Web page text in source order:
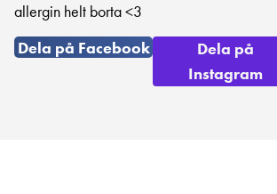
allergin helt borta <3
Dela på Facebook
Dela på
Instagram